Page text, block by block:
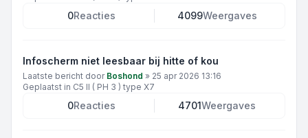
0Reacties 4099Weergaves
Infoscherm niet leesbaar bij hitte of kou
Laatste bericht door Boshond » 25 apr 2026 13:16
Geplaatst in C5 II ( PH 3 ) type X7
0Reacties 4701Weergaves